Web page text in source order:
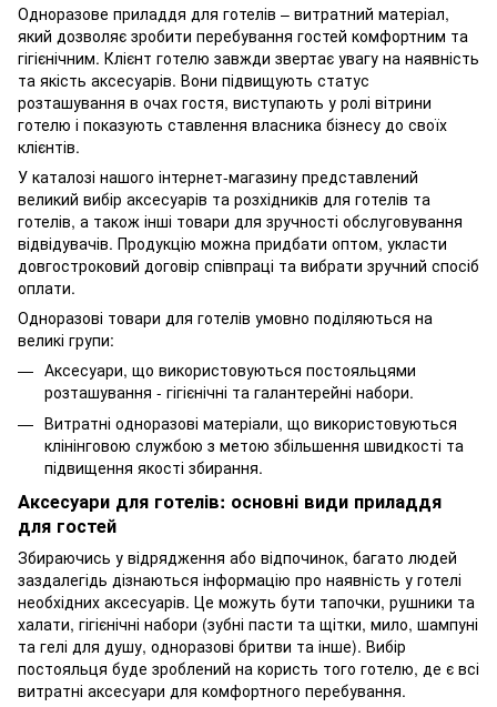
Одноразове приладдя для готелів – витратний матеріал,
який дозволяє зробити перебування гостей комфортним та
гігієнічним. Клієнт готелю завжди звертає увагу на наявність
та якість аксесуарів. Вони підвищують статус
розташування в очах гостя, виступають у ролі вітрини
готелю і показують ставлення власника бізнесу до своїх
клієнтів.
У каталозі нашого інтернет-магазину представлений
великий вибір аксесуарів та розхідників для готелів та
готелів, а також інші товари для зручності обслуговування
відвідувачів. Продукцію можна придбати оптом, укласти
довгостроковий договір співпраці та вибрати зручний спосіб
оплати.
Одноразові товари для готелів умовно поділяються на
великі групи:
Аксесуари, що використовуються постояльцями
розташування - гігієнічні та галантерейні набори.
Витратні одноразові матеріали, що використовуються
клінінговою службою з метою збільшення швидкості та
підвищення якості збирання.
Аксесуари для готелів: основні види приладдя
для гостей
Збираючись у відрядження або відпочинок, багато людей
заздалегідь дізнаються інформацію про наявність у готелі
необхідних аксесуарів. Це можуть бути тапочки, рушники та
халати, гігієнічні набори (зубні пасти та щітки, мило, шампуні
та гелі для душу, одноразові бритви та інше). Вибір
постояльця буде зроблений на користь того готелю, де є всі
витратні аксесуари для комфортного перебування.